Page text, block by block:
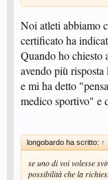
Noi atleti abbiamo
certificato ha
Quando ho chiesto
avendo più
e mi ha detto
medico sportivo" e
longobardo ha scritto: ↑
se uno di voi volesse
possibilità che la